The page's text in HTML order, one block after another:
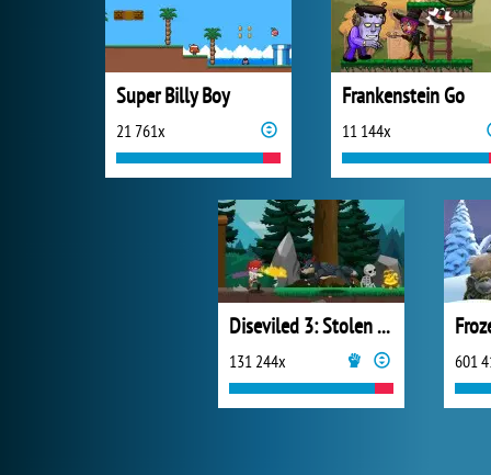
Super Billy Boy
21 761x
Frankenstein Go
11 144x
Diseviled 3: Stolen Kingdom
131 244x 601